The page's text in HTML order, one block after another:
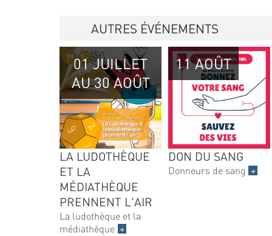
AUTRES ÉVÉNEMENTS
01 JUILLET
AU 30 AOÛT
LA LUDOTHÈQUE
ET LA
MÉDIATHÈQUE
PRENNENT L'AIR
La ludothèque et la
médiathèque +
11 AOÛT
DON DU SANG
Donneurs de sang +